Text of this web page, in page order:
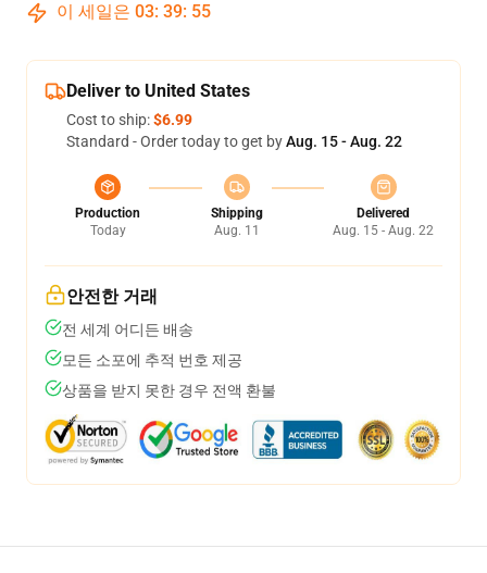
이 세일은 03: 39: 54
Deliver to United States
Cost to ship:$6.99
Standard - Order today to get byAug. 15 - Aug. 22
Production
Today
Shipping
Aug. 11
Delivered
Aug. 15 - Aug. 22
안전한 거래
전 세계 어디든 배송
모든 소포에 추적 번호 제공
상품을 받지 못한 경우 전액 환불